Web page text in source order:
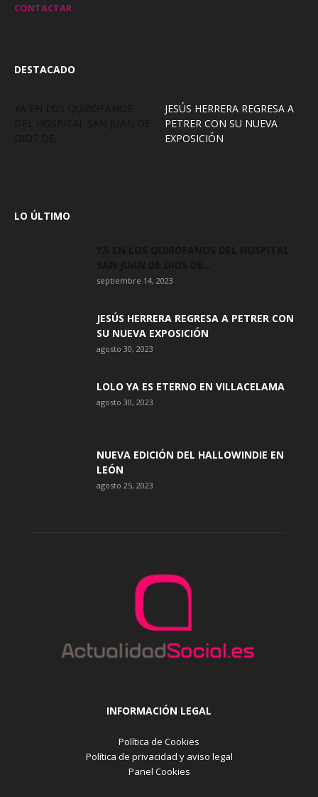
CONTACTAR
DESTACADO
JESÚS HERRERA REGRESA A
PETRER CON SU NUEVA
EXPOSICIÓN
LO ÚLTIMO
septiembre 14, 2023
JESÚS HERRERA REGRESA A PETRER CON
SU NUEVA EXPOSICIÓN
agosto 30, 2023
LOLO YA ES ETERNO EN VILLACELAMA
agosto 30, 2023
NUEVA EDICIÓN DEL HALLOWINDIE EN
LEÓN
agosto 25, 2023
INFORMACIÓN LEGAL
Política de Cookies
Política de privacidad y aviso legal
Panel Cookies